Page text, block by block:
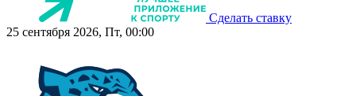
Сделать ставку
25 сентября 2026, Пт, 00:00